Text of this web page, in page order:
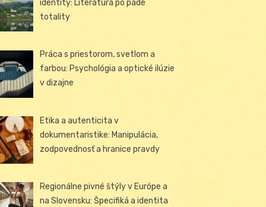
identity: Literatúra po páde
totality
Práca s priestorom, svetlom a
farbou: Psychológia a optické ilúzie
v dizajne
Etika a autenticita v
dokumentaristike: Manipulácia,
zodpovednosť a hranice pravdy
Regionálne pivné štýly v Európe a
na Slovensku: Špecifiká a identita